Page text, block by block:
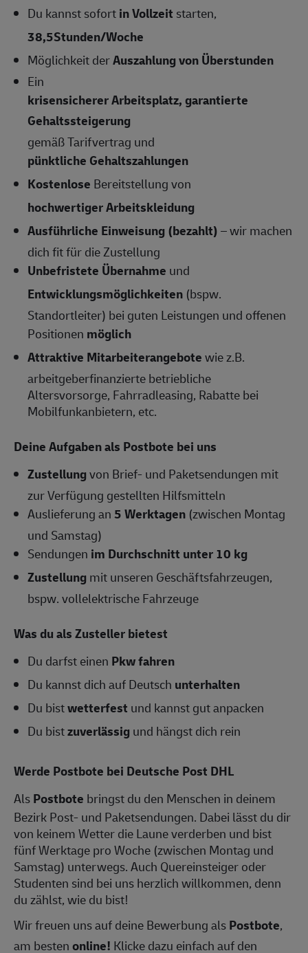
Du kannst sofortin Vollzeit starten,
38,5Stunden/Woche
Möglichkeit derAuszahlung von Überstunden
Ein
krisensicherer Arbeitsplatz, garantierte
Gehaltssteigerung
gemäß Tarifvertrag und
pünktliche Gehaltszahlungen
Kostenlose Bereitstellung von
hochwertiger Arbeitskleidung
Ausführliche Einweisung (bezahlt)– wir machen
dich fit für die Zustellung
Unbefristete Übernahme und
Entwicklungsmöglichkeiten (bspw.
Standortleiter) bei guten Leistungen und offenen
Positionen möglich
Attraktive Mitarbeiterangebotewie z.B.
arbeitgeberfinanzierte betriebliche
Altersvorsorge, Fahrradleasing, Rabatte bei
Mobilfunkanbietern, etc.
Deine Aufgaben als Postbote bei uns
Zustellungvon Brief- und Paketsendungen mit
zur Verfügung gestellten Hilfsmitteln
Auslieferung an5 Werktagen (zwischen Montag
und Samstag)
Sendungen im Durchschnitt unter 10 kg
Zustellungmit unseren Geschäftsfahrzeugen,
bspw. vollelektrische Fahrzeuge
Was du als Zusteller bietest
Du darfst einen Pkw fahren
Du kannst dich auf Deutsch unterhalten
Du bistwetterfest und kannst gut anpacken
Du bistzuverlässigund hängst dich rein
Werde Postbote bei Deutsche Post DHL
AlsPostbote bringst du den Menschen in deinem
Bezirk Post- und Paketsendungen. Dabei lässt du dir
von keinem Wetter die Laune verderben und bist
fünf Werktage pro Woche (zwischen Montag und
Samstag) unterwegs. Auch Quereinsteiger oder
Studenten sind bei uns herzlich willkommen, denn
du zählst, wie du bist!
Wir freuen uns auf deine Bewerbung alsPostbote,
am bestenonline! Klicke dazu einfach auf den